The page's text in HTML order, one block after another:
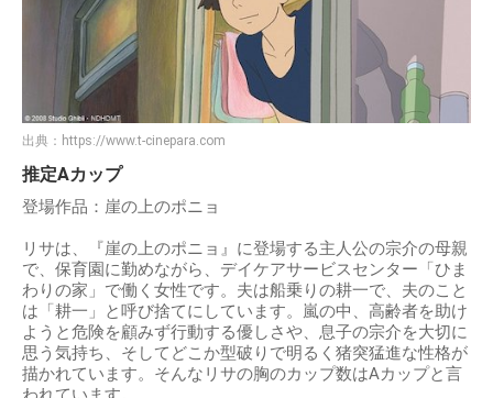
出典： https://www.t-cinepara.com
推定Aカップ
登場作品：崖の上のポニョ
リサは、『崖の上のポニョ』に登場する主人公の宗介の母親
で、保育園に勤めながら、デイケアサービスセンター「ひま
わりの家」で働く女性です。夫は船乗りの耕一で、夫のこと
は「耕一」と呼び捨てにしています。嵐の中、高齢者を助け
ようと危険を顧みず行動する優しさや、息子の宗介を大切に
思う気持ち、そしてどこか型破りで明るく猪突猛進な性格が
描かれています。そんなリサの胸のカップ数はAカップと言